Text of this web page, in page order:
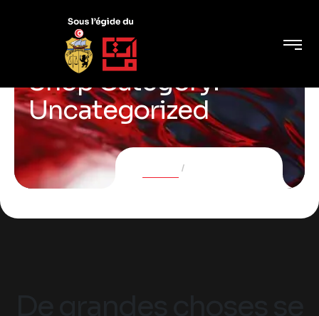
Shop Category:
Uncategorized